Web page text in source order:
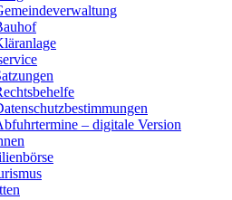
– digitale Version